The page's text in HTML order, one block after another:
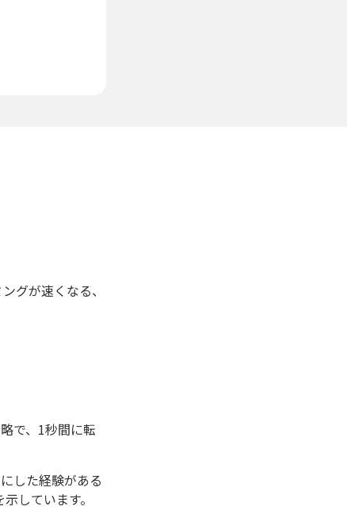
グが速くなる、
で、1秒間に転
した経験がある
しています。